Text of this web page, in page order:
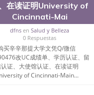
在读证明University of
Cincinnati-Mai
dfns enSalud y Belleza
0 Respuestas
买辛辛那提大学文凭Q/微信
改UC成绩单、学历认证、留
证、大使馆认证、在读证明
of Cincinnati-Main...